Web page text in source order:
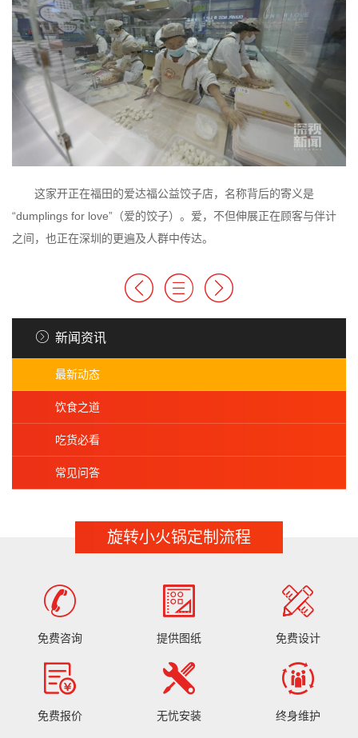
这家开正在福田的爱达福公益饺子店，名称背后的寄义是
“dumplings for love”（爱的饺子）。爱，不但伸展正在顾客与伴计
之间，也正在深圳的更遍及人群中传达。
新闻资讯
最新动态
饮食之道
吃货必看
常见问答
旋转小火锅定制流程
免费咨询 提供图纸 免费设计
免费报价 无忧安装 终身维护